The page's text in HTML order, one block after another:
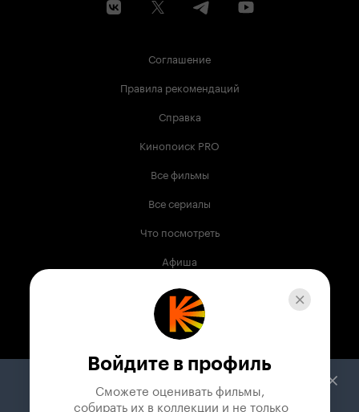
Соглашение
Правила рекомендаций
Справка
Кинопоиск PRO
Все фильмы
Все сериалы
Что посмотреть
Афиша
Музыка
Телепрограмма
Служба поддержки
Войдите в профиль
Сможете оценивать фильмы,
собирать их в коллекции и не только